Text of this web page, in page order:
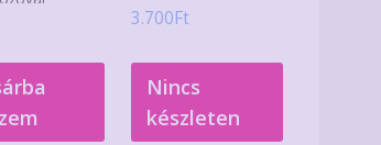
3.700Ft
Nincs
készleten